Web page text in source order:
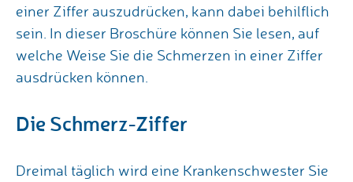
einer Ziffer auszudrücken, kann dabei behilflich
sein. In dieser Broschüre können Sie lesen, auf
welche Weise Sie die Schmerzen in einer Ziffer
ausdrücken können.
Die Schmerz-Ziffer
Dreimal täglich wird eine Krankenschwester Sie